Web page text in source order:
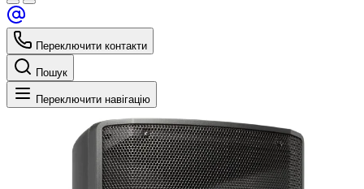
Переключити контакти
Пошук
Переключити навігацію